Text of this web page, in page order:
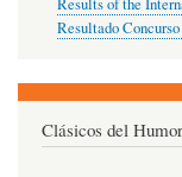
Results of the
Resultado
Clásicos del Humor